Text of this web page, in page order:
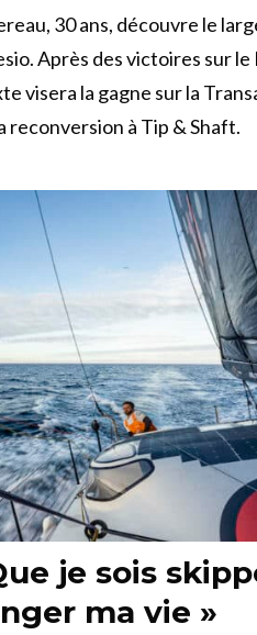
30 ans, découvre le
Après des victoires sur le
visera la gagne sur la
reconversion à Tip & Shaft.
je sois
ma vie »